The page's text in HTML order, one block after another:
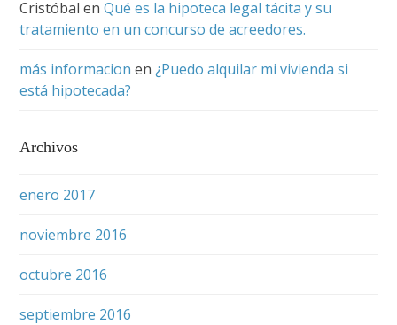
Cristóbal enQué es la hipoteca legal tácita y su
tratamiento en un concurso de acreedores.
más informacion en¿Puedo alquilar mi vivienda si
está hipotecada?
Archivos
enero 2017
noviembre 2016
octubre 2016
septiembre 2016